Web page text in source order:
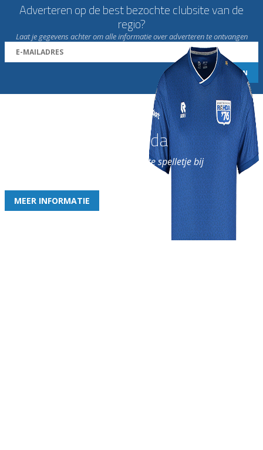
Adverteren op de best bezochte clubsite van de
regio?
Laat je gegevens achter om alle informatie over adverteren te ontvangen
Word nu lid van Rohda
en geniet iedere week van het leukste spelletje bij
MEER INFORMATIE